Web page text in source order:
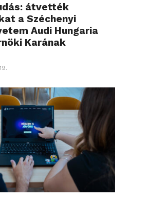
átvették
a Széchenyi
Audi Hungaria
Karának